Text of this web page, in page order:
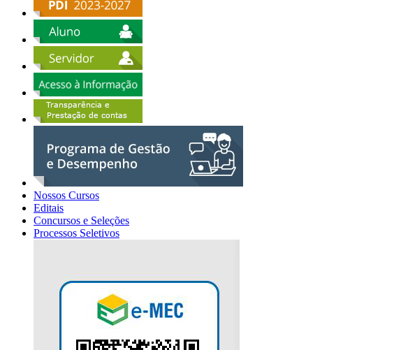
Nossos Cursos
Editais
Concursos e Seleções
Processos Seletivos